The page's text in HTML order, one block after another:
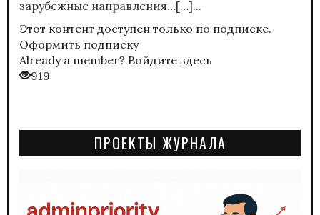
зарубежные направления…[…]...
Этот контент доступен только по подписке.
Оформить подписку
Already a member? Войдите здесь
919
ПРОЕКТЫ ЖУРНАЛА